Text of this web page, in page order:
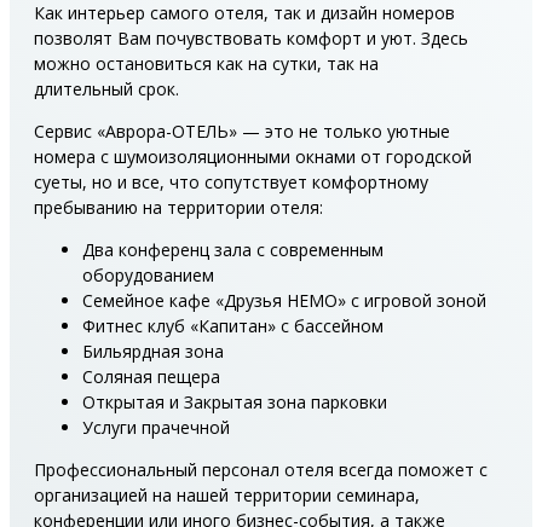
Как интерьер самого отеля, так и дизайн номеров
позволят Вам почувствовать комфорт и уют. Здесь
можно остановиться как на сутки, так на
длительный срок.
Сервис «Аврора-ОТЕЛЬ» — это не только уютные
номера с шумоизоляционными окнами от городской
суеты, но и все, что сопутствует комфортному
пребыванию на территории отеля:
Два конференц зала с современным
оборудованием
Семейное кафе «Друзья НЕМО» с игровой зоной
Фитнес клуб «Капитан» с бассейном
Бильярдная зона
Соляная пещера
Открытая и Закрытая зона парковки
Услуги прачечной
Профессиональный персонал отеля всегда поможет с
организацией на нашей территории семинара,
конференции или иного бизнес-события, а также